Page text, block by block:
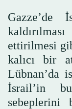
Gazze’de
ettirilmesi
kalıcı bir
Lübnan’da
İsrail’in
sebeplerini